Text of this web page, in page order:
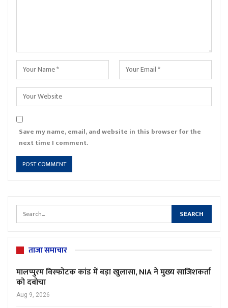
Save my name, email, and website in this browser for the
next time I comment.
ताजा समाचार
मालप्पुरम विस्फोटक कांड में बड़ा खुलासा, NIA ने मुख्य साजिशकर्ता
को दबोचा
Aug 9, 2026